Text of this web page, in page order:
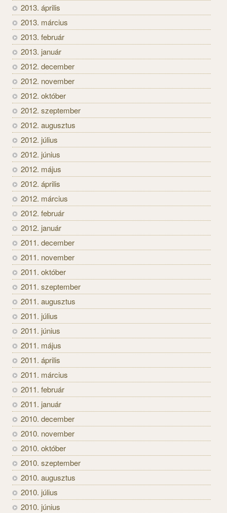
2013. április
2013. március
2013. február
2013. január
2012. december
2012. november
2012. október
2012. szeptember
2012. augusztus
2012. július
2012. június
2012. május
2012. április
2012. március
2012. február
2012. január
2011. december
2011. november
2011. október
2011. szeptember
2011. augusztus
2011. július
2011. június
2011. május
2011. április
2011. március
2011. február
2011. január
2010. december
2010. november
2010. október
2010. szeptember
2010. augusztus
2010. július
2010. június